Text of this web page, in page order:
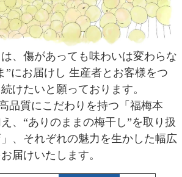
は、傷があっても味わいは変わらな
”にお届けし 生産者とお客様をつ
けたいと願っております。
品質にこだわりを持つ「福梅本
、“ありのままの梅干し”を取り扱
、それぞれの魅力を生かした幅広
届けいたします。